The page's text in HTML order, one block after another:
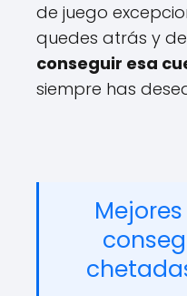
de juego
quedes atrás y
conseguir esa
siempre has